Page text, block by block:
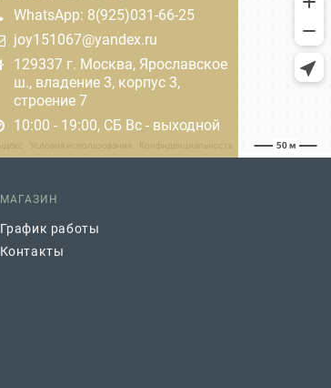
WhatsApp: 8(925)031-66-25
joy151067@yandex.ru
129337 г. Москва, Ярославское
ш., владение 3, корпус 3,
строение 7
10:00 - 19:00, СБ Вс - выходной
МАГАЗИН
График работы
Контакты